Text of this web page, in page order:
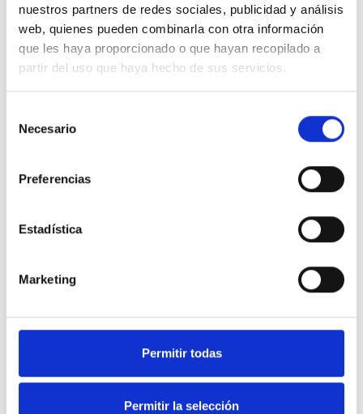
nuestros partners de redes sociales, publicidad y análisis
web, quienes pueden combinarla con otra información
que les haya proporcionado o que hayan recopilado a
partir del uso que haya hecho de sus servicios.
Necesario
Preferencias
Estadística
Marketing
Permitir todas
Permitir la selección
CC BY 2.5 DK
Las consecuencias sobre la salud humana de este fenómeno se
traducen en un incremento de las consultas médicas motivadas por